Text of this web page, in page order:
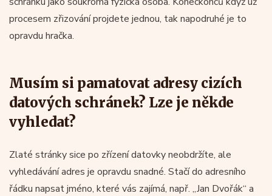
procesem zřizování projdete jednou, tak napodruhé je to
opravdu hračka.
Musím si pamatovat adresy cizích
datových schránek? Lze je někde
vyhledat?
Zlaté stránky sice po zřízení datovky neobdržíte, ale
vyhledávání adres je opravdu snadné. Stačí do adresního
řádku napsat jméno, které vás zajímá, např. „Jan Dvořák“ a